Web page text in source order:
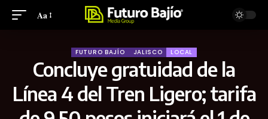
Aa
FUTURO BAJÍO JALISCO LOCAL
Concluye gratuidad de la
Línea 4 del Tren Ligero; tarifa